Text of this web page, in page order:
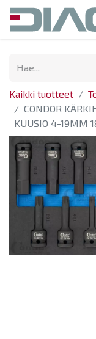
Kaikki tuotteet
CONDOR
KUUSIO 4-19MM